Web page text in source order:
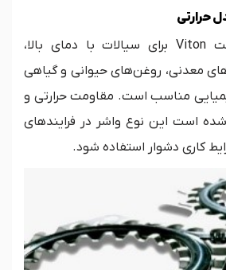
واشر پلیت یا گسکت Viton برای سیالات با دمای بالا،
معدنی، روغن‌های حیوانی و گیاهی
مناسب است. مقاومت حرارتی و
است این نوع واشر در فرایندهای
کاری دشوار استفاده شود.